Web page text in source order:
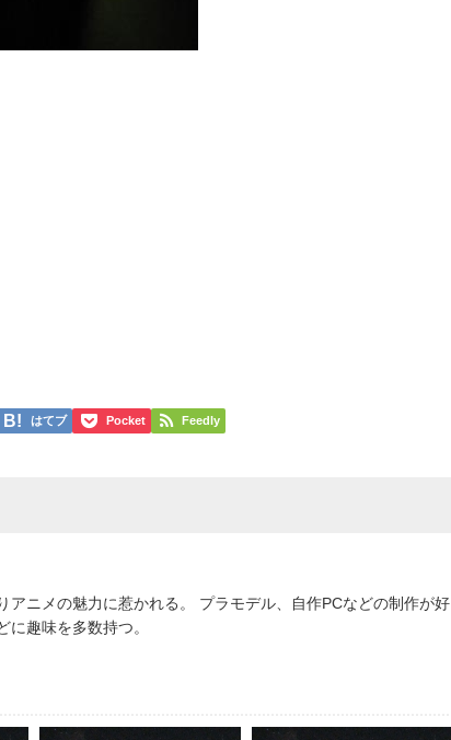
はてブ Pocket Feedly
アニメの魅力に惹かれる。 プラモデル、自作PCなどの制作が好
に趣味を多数持つ。